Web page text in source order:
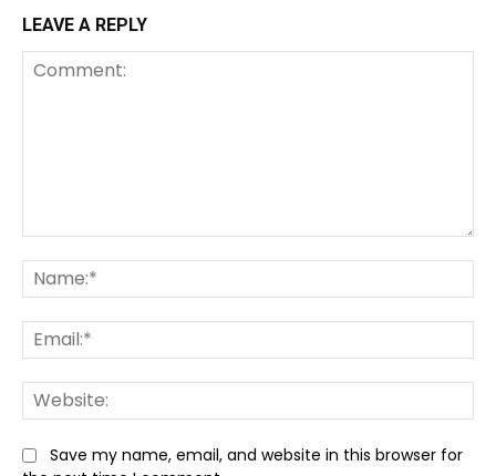
LEAVE A REPLY
Save my name, email, and website in this browser for